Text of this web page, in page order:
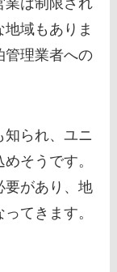
域もありま
管理業者への
られ、ユニ
そうです。
要があり、地
てきます。